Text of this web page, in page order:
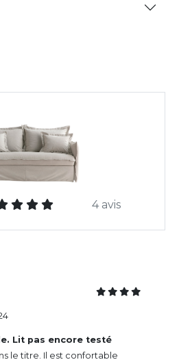
4 avis
Lit pas encore testé
le titre. Il est confortable